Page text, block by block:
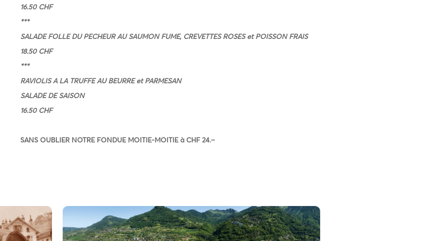
16.50 CHF
***
SALADE FOLLE DU PECHEUR AU SAUMON FUME, CREVETTES ROSES et POISSON FRAIS
18.50 CHF
***
RAVIOLIS A LA TRUFFE AU BEURRE et PARMESAN
SALADE DE SAISON
16.50 CHF
SANS OUBLIER NOTRE FONDUE MOITIE-MOITIE à CHF 24.–